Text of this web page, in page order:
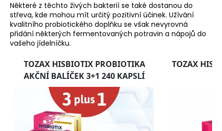
Některé z těchto živých bakterií se také dostanou do
střeva, kde mohou mít určitý pozitivní účinek. Užívání
kvalitního probiotického doplňku se však nevyrovná
přidání některých fermentovaných potravin a nápojů do
vašeho jídelníčku.